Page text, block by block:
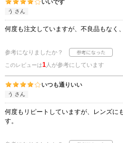
いいです
う さん
何度も注文していますが、不良品もなく
参考になりましたか？
このレビューは1人が参考にしています
いつも通りいい
う さん
何度もリピートしていますが、レンズに
す。